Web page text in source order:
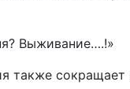
Выживание….!»
также сокращает